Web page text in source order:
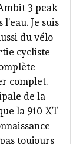
3 peak
Je suis
du vélo
cycliste
complet.
de la
la 910 XT
toujours